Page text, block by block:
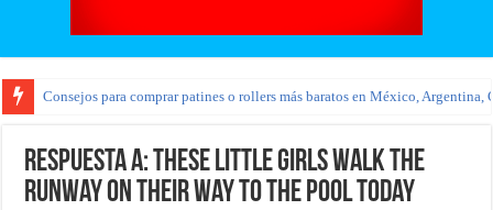
Consejos para comprar patines o rollers más baratos en México, Argentina,
Respuesta a: These little girls walk the
runway on their way to the pool today